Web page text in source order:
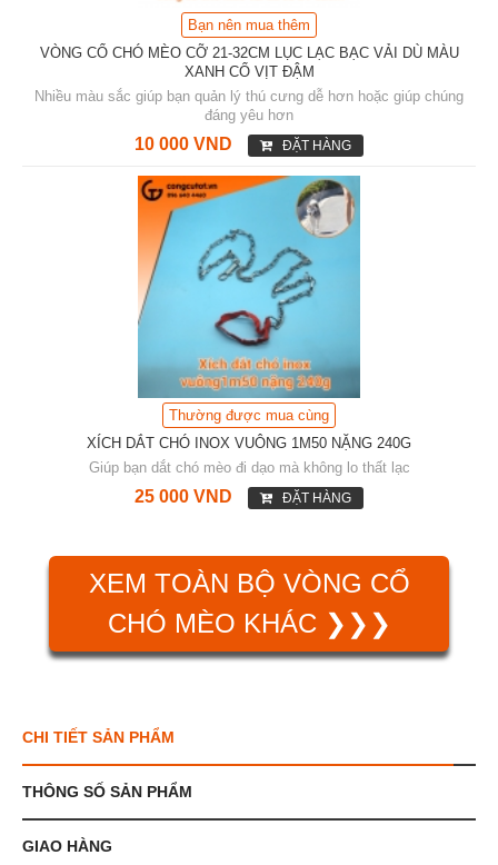
Bạn nên mua thêm
VÒNG CỔ CHÓ MÈO CỠ 21-32CM LỤC LẠC BẠC VẢI DÙ MÀU
XANH CỔ VỊT ĐẬM
Nhiều màu sắc giúp bạn quản lý thú cưng dễ hơn hoặc giúp chúng
đáng yêu hơn
10 000 VND ĐẶT HÀNG
Thường được mua cùng
XÍCH DẮT CHÓ INOX VUÔNG 1M50 NẶNG 240G
Giúp bạn dắt chó mèo đi dạo mà không lo thất lạc
25 000 VND ĐẶT HÀNG
XEM TOÀN BỘ VÒNG CỔ
CHÓ MÈO KHÁC ❯❯❯
CHI TIẾT SẢN PHẨM
THÔNG SỐ SẢN PHẨM
GIAO HÀNG